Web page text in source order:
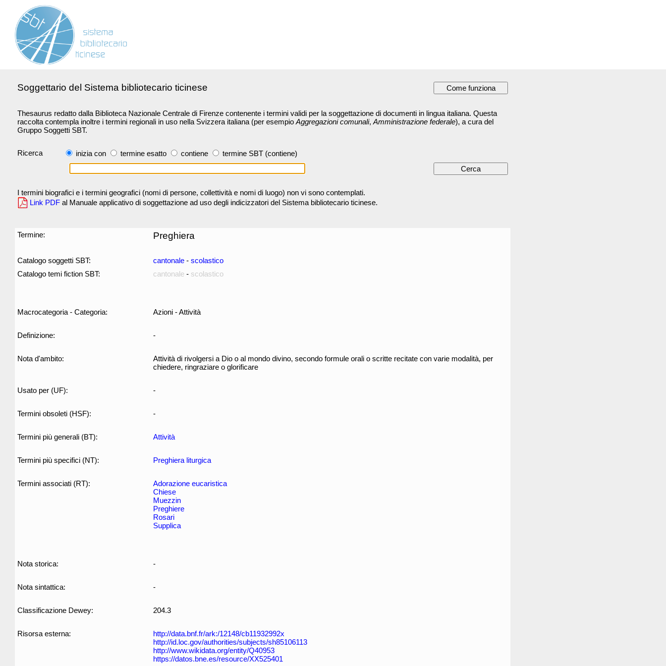
Soggettario del Sistema bibliotecario ticinese
Thesaurus redatto dalla Biblioteca Nazionale Centrale di Firenze contenente i termini validi per la soggettazione di documenti in lingua italiana. Questa
raccolta contempla inoltre i termini regionali in uso nella Svizzera italiana (per esempio Aggregazioni comunali, Amministrazione federale), a cura del
Gruppo Soggetti SBT.
Ricerca inizia con termine esatto contiene termine SBT (contiene)
I termini biografici e i termini geografici (nomi di persone, collettività e nomi di luogo) non vi sono contemplati.
Link PDF al Manuale applicativo di soggettazione ad uso degli indicizzatori del Sistema bibliotecario ticinese.
Termine: Preghiera
Catalogo soggetti SBT: cantonale - scolastico
Catalogo temi fiction SBT:
cantonale - scolastico
Macrocategoria - Categoria: Azioni - Attività
Definizione: -
Nota d'ambito:
Attività di rivolgersi a Dio o al mondo divino, secondo formule orali o scritte recitate con varie modalità, per
chiedere, ringraziare o glorificare
Usato per (UF): -
Termini obsoleti (HSF): -
Termini più generali (BT): Attività
Termini più specifici (NT): Preghiera liturgica
Termini associati (RT):
Adorazione eucaristica
Chiese
Muezzin
Preghiere
Rosari
Supplica
Nota storica: -
Nota sintattica: -
Classificazione Dewey: 204.3
Risorsa esterna:
http://data.bnf.fr/ark:/12148/cb11932992x
http://id.loc.gov/authorities/subjects/sh85106113
http://www.wikidata.org/entity/Q40953
https://datos.bne.es/resource/XX525401